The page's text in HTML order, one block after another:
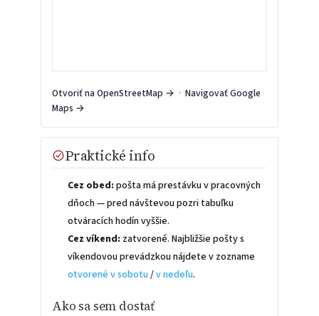
Otvoriť na OpenStreetMap → · Navigovať Google
Maps →
Praktické info
Cez obed: pošta má prestávku v pracovných
dňoch — pred návštevou pozri tabuľku
otváracích hodín vyššie.
Cez víkend: zatvorené. Najbližšie pošty s
víkendovou prevádzkou nájdete v zozname
otvorené v sobotu /v nedeľu.
Ako sa sem dostať